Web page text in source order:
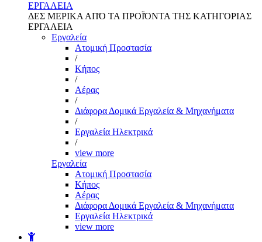
ΕΡΓΑΛΕΙΑ
ΔΕΣ ΜΕΡΙΚΑ ΑΠΌ ΤΑ ΠΡΟΪΌΝΤΑ ΤΗΣ ΚΑΤΗΓΟΡΙΑΣ
ΕΡΓΑΛΕΙΑ
Εργαλεία
Aτομική Προστασία
/
Kήπος
/
Αέρας
/
Διάφορα Δομικά Εργαλεία & Μηχανήματα
/
Εργαλεία Ηλεκτρικά
/
view more
Εργαλεία
Aτομική Προστασία
Kήπος
Αέρας
Διάφορα Δομικά Εργαλεία & Μηχανήματα
Εργαλεία Ηλεκτρικά
view more